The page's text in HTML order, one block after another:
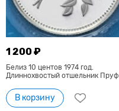
1 200 ₽
Белиз 10 центов 1974 год.
Длиннохвостый отшельник Пруф
В корзину